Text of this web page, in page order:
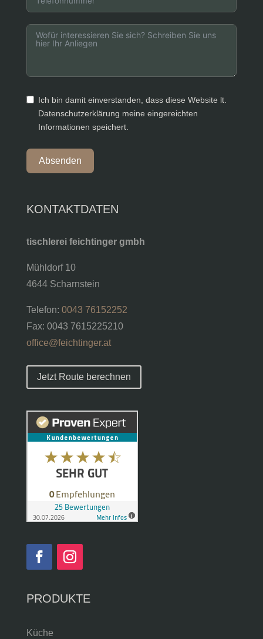
Ich bin damit einverstanden, dass diese Website lt.
Datenschutzerklärung meine eingereichten
Informationen speichert.
Absenden
KONTAKTDATEN
tischlerei feichtinger gmbh
Mühldorf 10
4644 Scharnstein
Telefon: 0043 76152252
Fax: 0043 7615225210
office@feichtinger.at
Jetzt Route berechnen
PRODUKTE
Küche